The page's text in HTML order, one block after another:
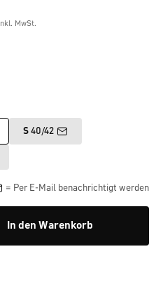
MwSt.
S 40/42
= Per E-Mail benachrichtigt werden
In den Warenkorb